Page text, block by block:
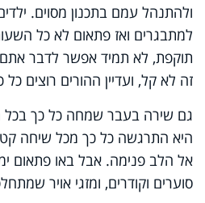
ולהתנהל עמם בתכנון מסוים.
למתבגרים ואז פתאום לא כל
תוקפת, לא תמיד אפשר לדבר
זה לא קל, ועדיין ההורים רוצים כל
גם שירה בעבר שמחה כל כך
היא התרגשה כל כך מכל שיחה
אל הלב פנימה. אבל באו פתאום
סוערים וקודרים, ומזגי אויר